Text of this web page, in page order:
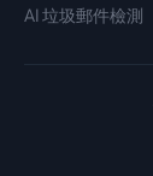
AI 垃圾郵件檢測